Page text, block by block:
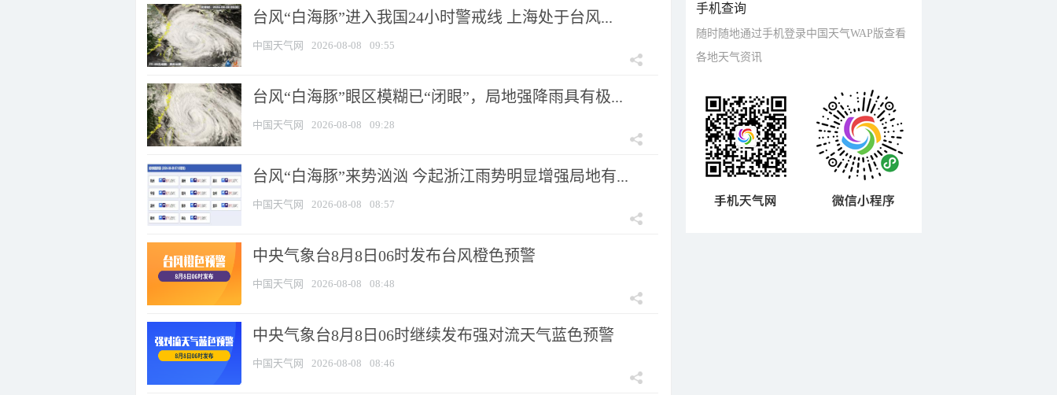
台风“白海豚”进入我国24小时警戒线 上海处于台风...
中国天气网 2026-08-08 09:55
台风“白海豚”眼区模糊已“闭眼”，局地强降雨具有极...
中国天气网 2026-08-08 09:28
台风“白海豚”来势汹汹 今起浙江雨势明显增强局地有...
中国天气网 2026-08-08 08:57
中央气象台8月8日06时发布台风橙色预警
中国天气网 2026-08-08 08:48
中央气象台8月8日06时继续发布强对流天气蓝色预警
中国天气网 2026-08-08 08:46
手机查询
随时随地通过手机登录中国天气WAP版查看
各地天气资讯